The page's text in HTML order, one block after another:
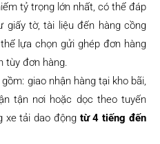
tỷ trọng lớn nhất, có thể đáp
giấy tờ, tài liệu đến hàng cồng
lựa chọn gửi ghép đơn hàng
tùy đơn hàng.
giao nhận hàng tại kho bãi,
tận nơi hoặc dọc theo tuyến
xe tải dao động từ 4 tiếng đến